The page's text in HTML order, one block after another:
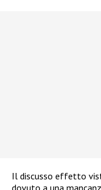
Il discusso effetto